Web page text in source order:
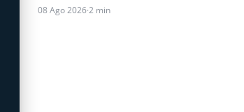
08 Ago 2026·2 min